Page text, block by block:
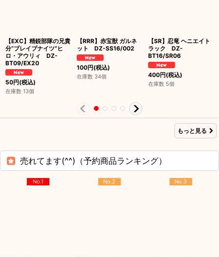
【EXC】精鋭部隊の兄貴
分“ブレイブナイツ”ヒ
ロ・アウリィ DZ-
BT09/EX20
50円(税込)
在庫数 13個
【RRR】赤宝獣 ガルネ
ット DZ-SS16/002
100円(税込)
在庫数 34個
【SR】忍竜 ヘニエイト
ラック DZ-
BT16/SR06
400円(税込)
在庫数 5個
もっと見る
売れてます(^^)（予約商品ランキング）
No.1 No.2 No.3